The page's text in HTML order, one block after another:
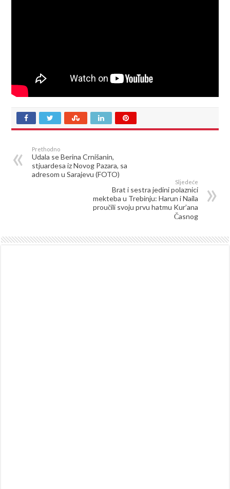
Prethodno
Udala se Berina Crnišanin,
stjuardesa iz Novog Pazara, sa
adresom u Sarajevu (FOTO)
Sljedeće
Brat i sestra jedini polaznici
mekteba u Trebinju: Harun i Naila
proučili svoju prvu hatmu Kur’ana
Časnog